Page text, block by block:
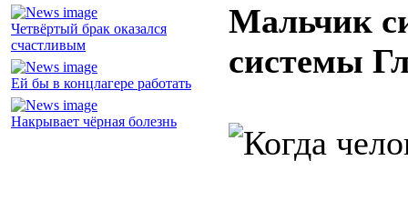
Четвёртый брак оказался
счастливым
Ей бы в концлагере работать
Накрывает чёрная болезнь
Мальчик
системы